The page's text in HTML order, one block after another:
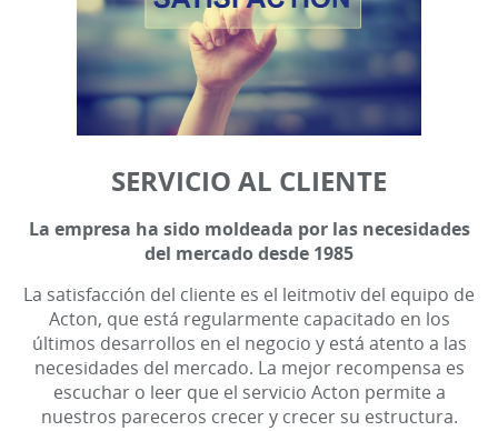
SERVICIO AL CLIENTE
La empresa ha sido moldeada por las necesidades
del mercado desde 1985
La satisfacción del cliente es el leitmotiv del equipo de
Acton, que está regularmente capacitado en los
últimos desarrollos en el negocio y está atento a las
necesidades del mercado. La mejor recompensa es
escuchar o leer que el servicio Acton permite a
nuestros pareceros crecer y crecer su estructura.